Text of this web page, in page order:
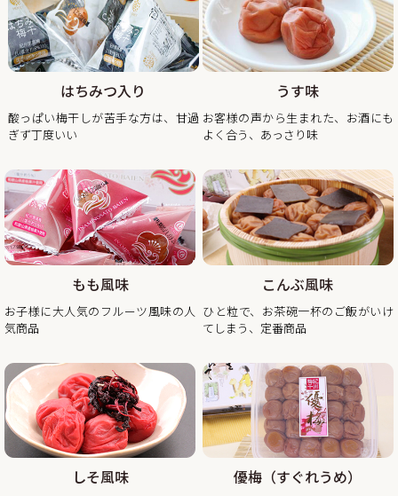
平素は格別のご高配を賜り厚く御礼申し上げます。
おかげさまで当社は創立50周年を迎え、皆さまへの感謝の気
持ちを込めて、【当社創立50周年記念キャンペーン】紀州南
高梅のくずれ梅を大特価、送料込・税込1,200円で販売させ
見た目が少し崩れただけで味は一級品のくずれ梅をぜひこの
機会にご賞味ください。
年末年始期間中の営業日の営業のお知らせ
平素は格別のご高配を賜り厚く御礼申し上げます。
表記の件、下記の通りご案内させていただきます。
何かとご迷惑をお掛け致しますが、何卒ご理解とご協力を賜
りますよう宜しくお願い致します。
※2025年12月20日（土曜日）以降の注文分は2026年1月6日
（火曜日）以降の出荷。
2025年12月26日（金曜日）
最終出荷日
2025年12月28日（土曜日）～ 2026年1月4日（日曜
日） 休 業 日
2026年1月5日（月曜
日） 平常通り営業
※出荷開始は2026年1月6日（火曜日）より順次発送。
はちみつ入り
酸っぱい梅干しが苦手な方は、甘過
ぎず丁度いい
うす味
お客様の声から生まれた、お酒にも
よく合う、あっさり味
もも風味
お子様に大人気のフルーツ風味の人
気商品
こんぶ風味
ひと粒で、お茶碗一杯のご飯がいけ
てしまう、定番商品
しそ風味 優梅（すぐれうめ）